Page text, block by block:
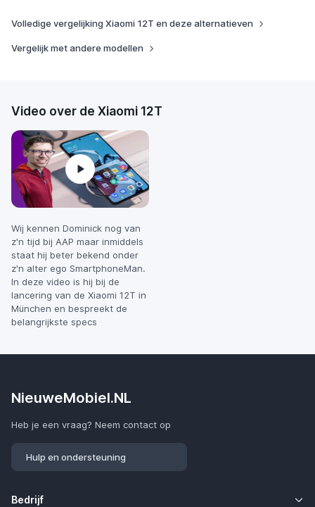
Volledige vergelijking Xiaomi 12T en deze alternatieven
Vergelijk met andere modellen
Video over de Xiaomi 12T
Wij kennen Dominick nog van
z'n tijd bij AAP maar inmiddels
staat hij beter bekend onder
z'n alter ego SmartphoneMan.
In deze video is hij bij de
lancering van de Xiaomi 12T in
München en bespreekt de
belangrijkste specs
NieuweMobiel.NL
Heb je een vraag? Neem contact op
Hulp en ondersteuning
Bedrijf